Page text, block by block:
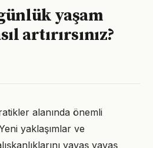
yaşam
artırırsınız?
alanında önemli
yaklaşımlar ve
yavaş yavaş